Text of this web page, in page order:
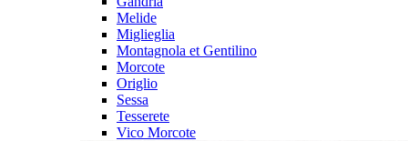
Melide
Miglieglia
Montagnola et Gentilino
Morcote
Origlio
Sessa
Tesserete
Vico Morcote